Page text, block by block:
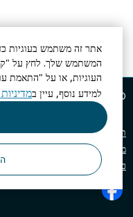
אתר זה משתמש בעוגיות
המשתמש שלך. לחץ על
העוגיות, או על "התאמת
למידע נוסף, עיין ב
© מלון דירות ניו ווייב
2026, האתר הרשמי
תנאי שימוש
מדיניות פרטיות
כללי ניהול עסק